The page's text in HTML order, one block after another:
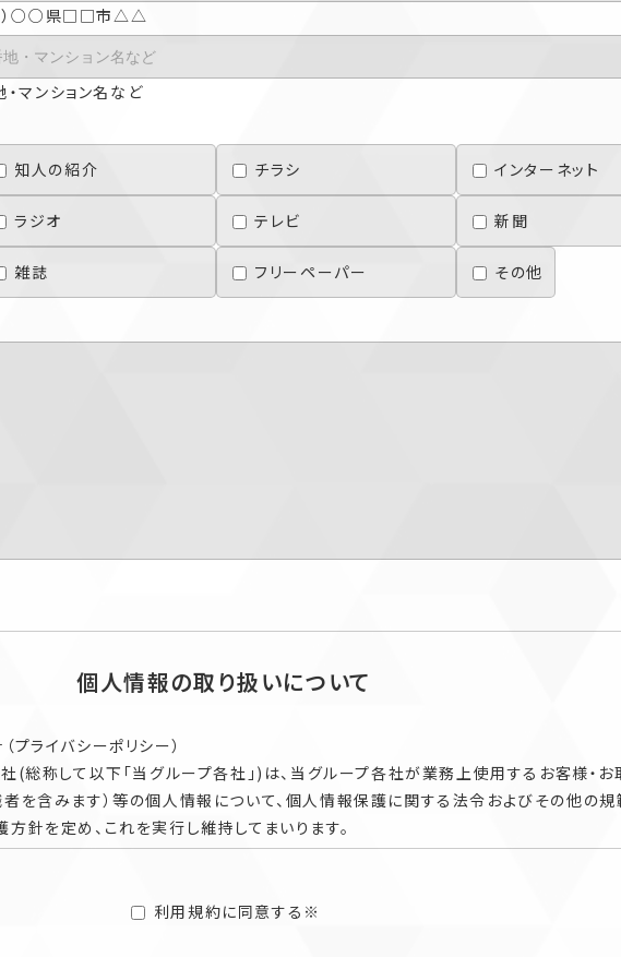
）○○県□□市△△
・マンション名など
知人の紹介 チラシ インターネット
ラジオ テレビ 新聞
雑誌 フリーペーパー その他
個人情報の取り扱いについて
ライバシーポリシー）
(総称して以下「当グループ各社」)は、当グループ各社が業務上使用するお客様・お
者を含みます）等の個人情報について、個人情報保護に関する法令およびその他の
針を定め、これを実行し維持してまいります。
利用規約に同意する※